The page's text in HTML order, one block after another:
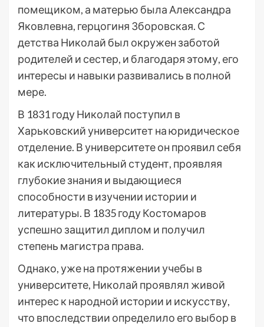
помещиком, а матерью была Александра
Яковлевна, герцогиня Зборовская. С
детства Николай был окружен заботой
родителей и сестер, и благодаря этому, его
интересы и навыки развивались в полной
мере.
В 1831 году Николай поступил в
Харьковский университет на юридическое
отделение. В университете он проявил себя
как исключительный студент, проявляя
глубокие знания и выдающиеся
способности в изучении истории и
литературы. В 1835 году Костомаров
успешно защитил диплом и получил
степень магистра права.
Однако, уже на протяжении учебы в
университете, Николай проявлял живой
интерес к народной истории и искусству,
что впоследствии определило его выбор в